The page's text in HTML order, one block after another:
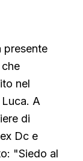
presente
nel
A
di
Dc e
"Siedo al